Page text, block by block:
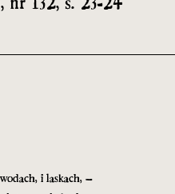
i laskach, –